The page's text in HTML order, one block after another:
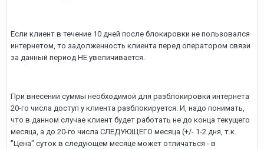
Если клиент в течение 10 дней после блокировки не пользовался
интернетом, то задолженность клиента перед оператором связи
за данный период НЕ увеличивается.
При внесении суммы необходимой для разблокировки интернета
20-го числа доступ у клиента разблокируется. И, надо понимать,
что в данном случае клиент будет работать не до конца текущего
месяца, а до 20-го числа СЛЕДУЮЩЕГО месяца (+/- 1-2 дня, т.к.
"Цена" суток в следующем месяце может отличаться - в